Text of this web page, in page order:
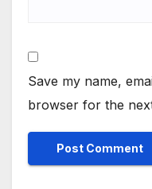
Save my name,
browser for the